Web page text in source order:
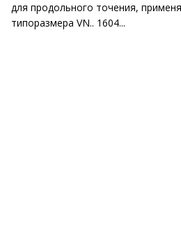
для продольного точения,
типоразмера VN.. 1604...